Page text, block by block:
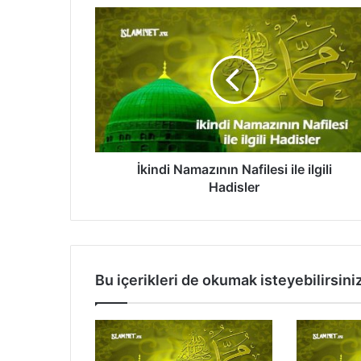
k
N
m
n
a
f
i
l
e
İkindi Namazının Nafilesi ile ilgili
Hadisler
Bu içerikleri de okumak